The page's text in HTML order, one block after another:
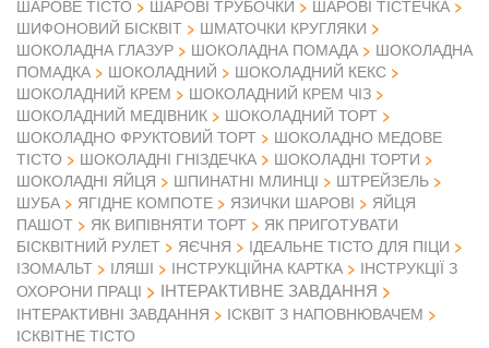
ШАРОВЕ ТІСТО
ШАРОВІ ТРУБОЧКИ
ШАРОВІ ТІСТЕЧКА
ШИФОНОВИЙ БІСКВІТ
ШМАТОЧКИ КРУГЛЯКИ
ШОКОЛАДНА ГЛАЗУР
ШОКОЛАДНА ПОМАДА
ШОКОЛАДНА
ПОМАДКА
ШОКОЛАДНИЙ
ШОКОЛАДНИЙ КЕКС
ШОКОЛАДНИЙ КРЕМ
ШОКОЛАДНИЙ КРЕМ ЧІЗ
ШОКОЛАДНИЙ МЕДІВНИК
ШОКОЛАДНИЙ ТОРТ
ШОКОЛАДНО ФРУКТОВИЙ ТОРТ
ШОКОЛАДНО МЕДОВЕ
ТІСТО
ШОКОЛАДНІ ГНІЗДЕЧКА
ШОКОЛАДНІ ТОРТИ
ШОКОЛАДНІ ЯЙЦЯ
ШПИНАТНІ МЛИНЦІ
ШТРЕЙЗЕЛЬ
ШУБА
ЯГІДНЕ КОМПОТЕ ЯЗИЧКИ ШАРОВІ
ЯЙЦЯ
ПАШОТ
ЯК ВИПІВНЯТИ ТОРТ
ЯК ПРИГОТУВАТИ
БІСКВІТНИЙ РУЛЕТ
ЯЄЧНЯ
ІДЕАЛЬНЕ ТІСТО ДЛЯ ПІЦИ
ІЗОМАЛЬТ
ІЛЯШІ ІНСТРУКЦІЙНА КАРТКА
ІНСТРУКЦІЇ З
ОХОРОНИ ПРАЦІ
ІНТЕРАКТИВНЕ ЗАВДАННЯ
ІНТЕРАКТИВНІ ЗАВДАННЯ
ІСКВІТ З НАПОВНЮВАЧЕМ
ІСКВІТНЕ ТІСТО